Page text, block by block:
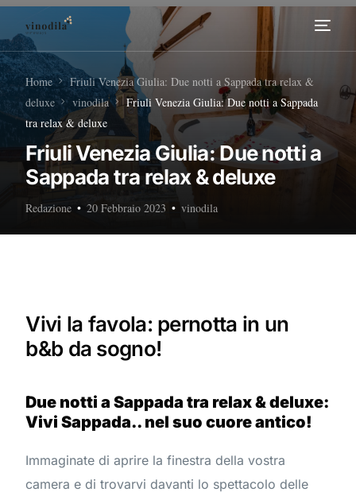
Home
Friuli Venezia Giulia: Due notti a Sappada tra relax &
deluxe
vinodila
Friuli Venezia Giulia: Due notti a Sappada
tra relax & deluxe
Friuli Venezia Giulia: Due notti a
Sappada tra relax & deluxe
Redazione 20 Febbraio 2023 vinodila
Vivi la favola: pernotta in un
b&b da sogno!
Due notti a Sappada tra relax & deluxe:
Vivi Sappada.. nel suo cuore antico!
Immaginate di aprire la finestra della vostra
camera e di trovarvi davanti lo spettacolo delle
Home
Tour Enogastronomici
Diventa nostro Partner